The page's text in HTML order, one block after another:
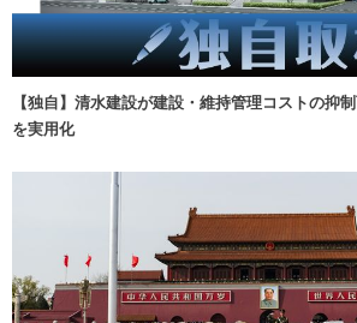
【独自】清水建設が建設・維持管理コストの抑
を実用化